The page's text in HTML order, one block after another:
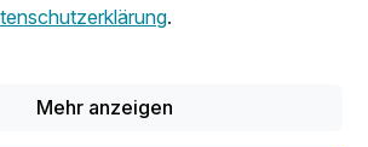
, Seiffen und der „Goldenen Stadt“
.
Mehr anzeigen